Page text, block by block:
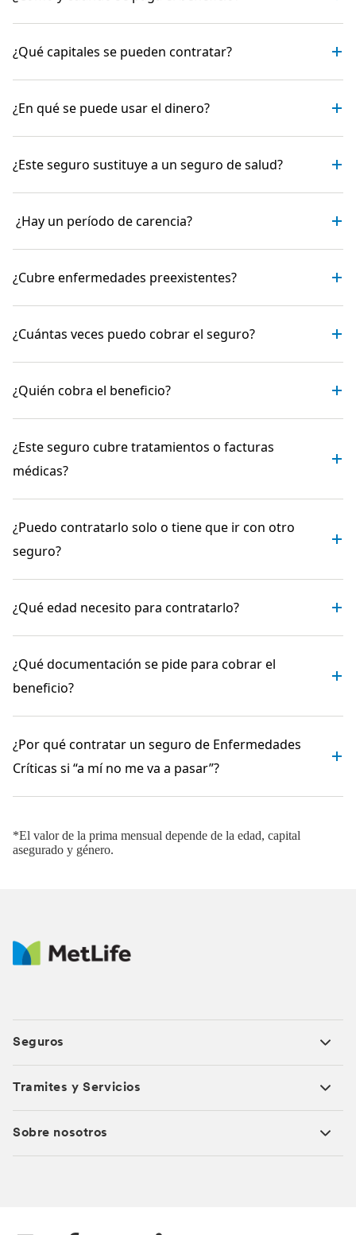
¿Qué capitales se pueden contratar?
¿En qué se puede usar el dinero?
¿Este seguro sustituye a un seguro de salud?
¿Hay un período de carencia?
¿Cubre enfermedades preexistentes?
¿Cuántas veces puedo cobrar el seguro?
¿Quién cobra el beneficio?
¿Este seguro cubre tratamientos o facturas
médicas?
¿Puedo contratarlo solo o tiene que ir con otro
seguro?
¿Qué edad necesito para contratarlo?
¿Qué documentación se pide para cobrar el
beneficio?
¿Por qué contratar un seguro de Enfermedades
Críticas si “a mí no me va a pasar”?
*El valor de la prima mensual depende de la edad, capital
asegurado y género.
Seguros
Tramites y Servicios
Sobre nosotros